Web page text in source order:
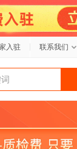
入驻 联系我们